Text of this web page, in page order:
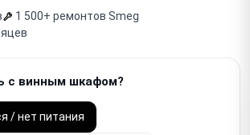
1 500+ ремонтов Smeg
с винным шкафом?
/ нет питания